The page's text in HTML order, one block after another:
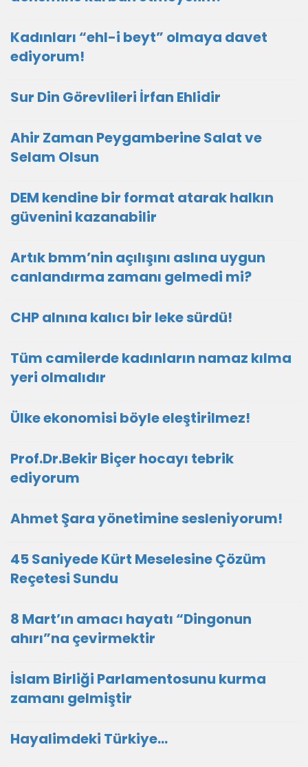
Kadınları “ehl-i beyt” olmaya davet
ediyorum!
Sur Din Görevlileri İrfan Ehlidir
Ahir Zaman Peygamberine Salat ve
Selam Olsun
DEM kendine bir format atarak halkın
güvenini kazanabilir
Artık bmm’nin açılışını aslına uygun
canlandırma zamanı gelmedi mi?
CHP alnına kalıcı bir leke sürdü!
Tüm camilerde kadınların namaz kılma
yeri olmalıdır
Ülke ekonomisi böyle eleştirilmez!
Prof.Dr.Bekir Biçer hocayı tebrik
ediyorum
Ahmet Şara yönetimine sesleniyorum!
45 Saniyede Kürt Meselesine Çözüm
Reçetesi Sundu
8 Mart’ın amacı hayatı “Dingonun
ahırı”na çevirmektir
İslam Birliği Parlamentosunu kurma
zamanı gelmiştir
Hayalimdeki Türkiye…